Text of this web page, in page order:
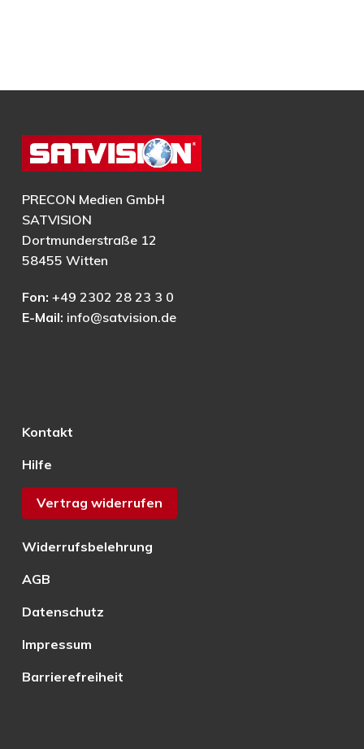
PRECON Medien GmbH
SATVISION
Dortmunderstraße 12
58455 Witten
Fon: +49 2302 28 23 3 0
E-Mail: info@satvision.de
Kontakt
Hilfe
Vertrag widerrufen
Widerrufsbelehrung
AGB
Datenschutz
Impressum
Barrierefreiheit